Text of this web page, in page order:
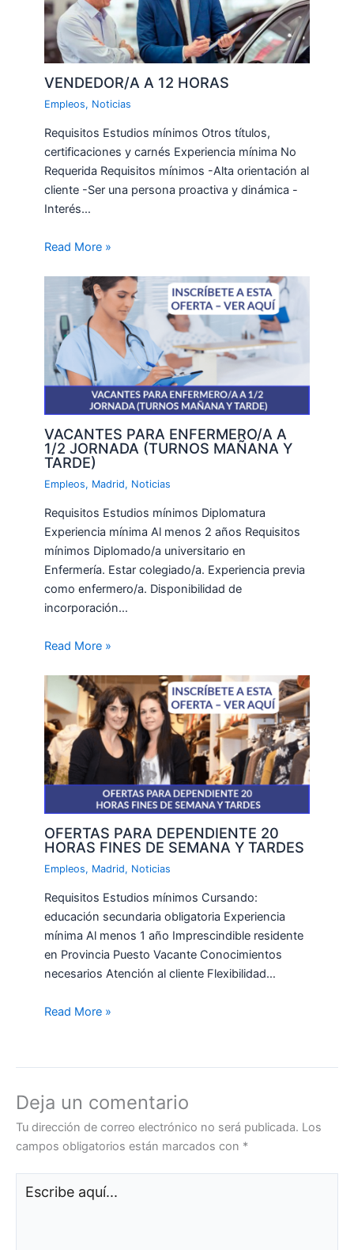
VENDEDOR/A A 12 HORAS
Empleos, Noticias
Requisitos Estudios mínimos Otros títulos,
certificaciones y carnés Experiencia mínima No
Requerida Requisitos mínimos -Alta orientación al
cliente -Ser una persona proactiva y dinámica -
Interés…
Read More »
VACANTES PARA ENFERMERO/A A
1/2 JORNADA (TURNOS MAÑANA Y
TARDE)
Empleos, Madrid, Noticias
Requisitos Estudios mínimos Diplomatura
Experiencia mínima Al menos 2 años Requisitos
mínimos Diplomado/a universitario en
Enfermería. Estar colegiado/a. Experiencia previa
como enfermero/a. Disponibilidad de
incorporación…
Read More »
OFERTAS PARA DEPENDIENTE 20
HORAS FINES DE SEMANA Y TARDES
Empleos, Madrid, Noticias
Requisitos Estudios mínimos Cursando:
educación secundaria obligatoria Experiencia
mínima Al menos 1 año Imprescindible residente
en Provincia Puesto Vacante Conocimientos
necesarios Atención al cliente Flexibilidad…
Read More »
Deja un comentario
Tu dirección de correo electrónico no será publicada. Los
campos obligatorios están marcados con *
aquí...